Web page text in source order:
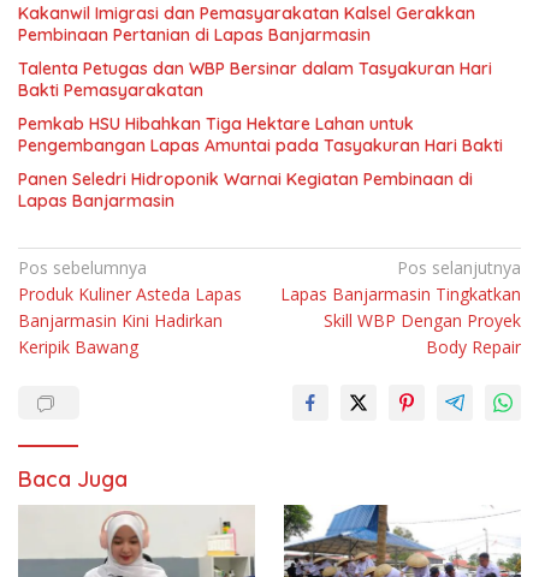
Kakanwil Imigrasi dan Pemasyarakatan Kalsel Gerakkan
Pembinaan Pertanian di Lapas Banjarmasin
Talenta Petugas dan WBP Bersinar dalam Tasyakuran Hari
Bakti Pemasyarakatan
Pemkab HSU Hibahkan Tiga Hektare Lahan untuk
Pengembangan Lapas Amuntai pada Tasyakuran Hari Bakti
Panen Seledri Hidroponik Warnai Kegiatan Pembinaan di
Lapas Banjarmasin
Navigasi
pos
Pos sebelumnya
Produk Kuliner Asteda Lapas
Banjarmasin Kini Hadirkan
Keripik Bawang
Pos selanjutnya
Lapas Banjarmasin Tingkatkan
Skill WBP Dengan Proyek
Body Repair
Baca Juga